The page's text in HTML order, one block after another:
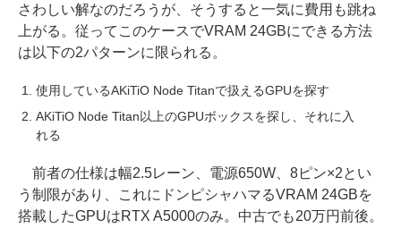
さわしい解なのだろうが、そうすると一気に費用も跳ね
上がる。従ってこのケースでVRAM 24GBにできる方法
は以下の2パターンに限られる。
使用しているAKiTiO Node Titanで扱えるGPUを探す
AKiTiO Node Titan以上のGPUボックスを探し、それに入
れる
前者の仕様は幅2.5レーン、電源650W、8ピン×2とい
う制限があり、これにドンピシャハマるVRAM 24GBを
搭載したGPUはRTX A5000のみ。中古でも20万円前後。